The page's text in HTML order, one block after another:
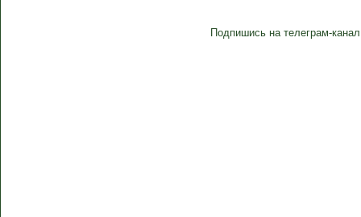
Подпишись на телеграм-